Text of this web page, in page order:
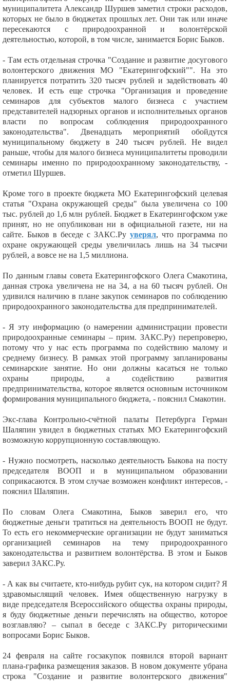
муниципалитета Александр Шуршев заметил строки расходов,
которых не было в бюджетах прошлых лет. Они так или иначе
пересекаются с природоохранной и волонтёрской
деятельностью, которой, в том числе, занимается Борис Быков.
- Там есть отдельная строчка "Создание и развитие досугового
волонтерского движения МО "Екатерингофский"". На это
планируется потратить 320 тысяч рублей и задействовать 40
человек. И есть еще строчка "Организация и проведение
семинаров для субъектов малого бизнеса с участием
представителей надзорных органов и исполнительных органов
власти по вопросам соблюдения природоохранного
законодательства". Двенадцать мероприятий обойдутся
муниципальному бюджету в 240 тысяч рублей. Не видел
раньше, чтобы для малого бизнеса муниципалитеты проводили
семинары именно по природоохранному законодательству, -
отметил Шуршев.
Кроме того в проекте бюджета МО Екатерингофский целевая
статья "Охрана окружающей среды" была увеличена со 100
тыс. рублей до 1,6 млн рублей. Бюджет в Екатерингофском уже
принят, но не опубликован ни в официальной газете, ни на
сайте. Быков в беседе с ЗАКС.Ру уверял, что программа по
охране окружающей среды увеличилась лишь на 34 тысячи
рублей, а вовсе не на 1,5 миллиона.
По данным главы совета Екатерингофского Олега Смакотина,
данная строка увеличена не на 34, а на 60 тысяч рублей. Он
удивился наличию в плане закупок семинаров по соблюдению
природоохранного законодательства для предпринимателей.
- Я эту информацию (о намерении администрации провести
природоохранные семинары – прим. ЗАКС.Ру) перепроверю,
потому что у нас есть программа по содействию малому и
среднему бизнесу. В рамках этой программу запланированы
семинарские занятие. Но они должны касаться не только
охраны природы, а содействию развития
предпринимательства, которое является основным источником
формирования муниципального бюджета, - пояснил Смакотин.
Экс-глава Контрольно-счётной палаты Петербурга Герман
Шаляпин увидел в бюджетных статьях МО Екатерингофский
возможную коррупционную составляющую.
- Нужно посмотреть, насколько деятельность Быкова на посту
председателя ВООП и в муниципальном образовании
соприкасаются. В этом случае возможен конфликт интересов, -
пояснил Шаляпин.
По словам Олега Смакотина, Быков заверил его, что
бюджетные деньги тратиться на деятельность ВООП не будут.
То есть его некоммерческие организации не будут заниматься
организацией семинаров на тему природоохранного
законодательства и развитием волонтёрства. В этом и Быков
заверил ЗАКС.Ру.
- А как вы считаете, кто-нибудь рубит сук, на котором сидит? Я
здравомыслящий человек. Имея общественную нагрузку в
виде председателя Всероссийского общества охраны природы,
я буду бюджетные деньги перечислять на общество, которое
возглавляю? – сыпал в беседе с ЗАКС.Ру риторическими
вопросами Борис Быков.
24 февраля на сайте госзакупок появился второй вариант
плана-графика размещения заказов. В новом документе убрана
строка "Создание и развитие волонтерского движения"